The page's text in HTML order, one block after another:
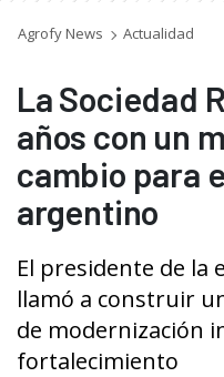
Agrofy News Actualidad
La Sociedad
años con un
cambio para
argentino
El presidente de la
llamó a construir
de modernización
fortalecimiento